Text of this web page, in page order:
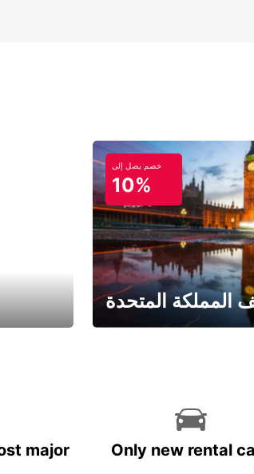
خصم يصل إلى
10%
المملكة المتحدة
major
Only new rental